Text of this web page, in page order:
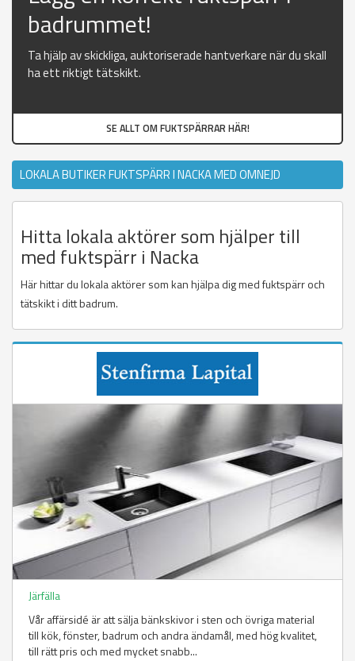
badrummet!
Ta hjälp av skickliga, auktoriserade hantverkare när du skall
ha ett riktigt tätskikt.
SE ALLT OM FUKTSPÄRRAR HÄR!
LOKALA BUTIKER FUKTSPÄRR I NACKA MED OMNEJD
Hitta lokala aktörer som hjälper till
med fuktspärr i Nacka
Här hittar du lokala aktörer som kan hjälpa dig med fuktspärr och
tätskikt i ditt badrum.
Järfälla
Vår affärsidé är att sälja bänkskivor i sten och övriga material
till kök, fönster, badrum och andra ändamål, med hög kvalitet,
till rätt pris och med mycket snabb...